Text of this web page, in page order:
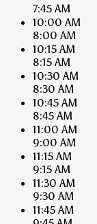
7:45 AM
10:00 AM
8:00 AM
10:15 AM
8:15 AM
10:30 AM
8:30 AM
10:45 AM
8:45 AM
11:00 AM
9:00 AM
11:15 AM
9:15 AM
11:30 AM
9:30 AM
11:45 AM